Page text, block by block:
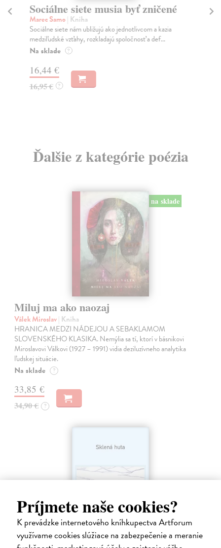
Príjmete naše cookies?
K prevádzke internetového kníhkupectva Artforum
využívame cookies slúžiace na zabezpečenie a meranie
Sociálne siete musia byť zničené
Marec Samo| Kniha
Sociálne siete nám ubližujú ako jednotlivcom a kazia
medziľudské vzťahy, rozkladajú spoločnosť a def...
Na sklade ?
16,44 €
16,95 € ?
Ďalšie z kategórie poézia
na sklade
Miluj ma ako naozaj
Válek Miroslav| Kniha
HRANICA MEDZI NÁDEJOU A SEBAKLAMOM
SLOVENSKÉHO KLASIKA. Nemýlia sa tí, ktorí v básnikovi
Miroslavovi Válkovi (1927 – 1991) vidia deziluzívneho analytika
ľudskej situácie.
Na sklade ?
33,85 €
34,90 € ?